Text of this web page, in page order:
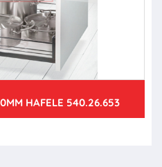
HAFELE 540.26.653